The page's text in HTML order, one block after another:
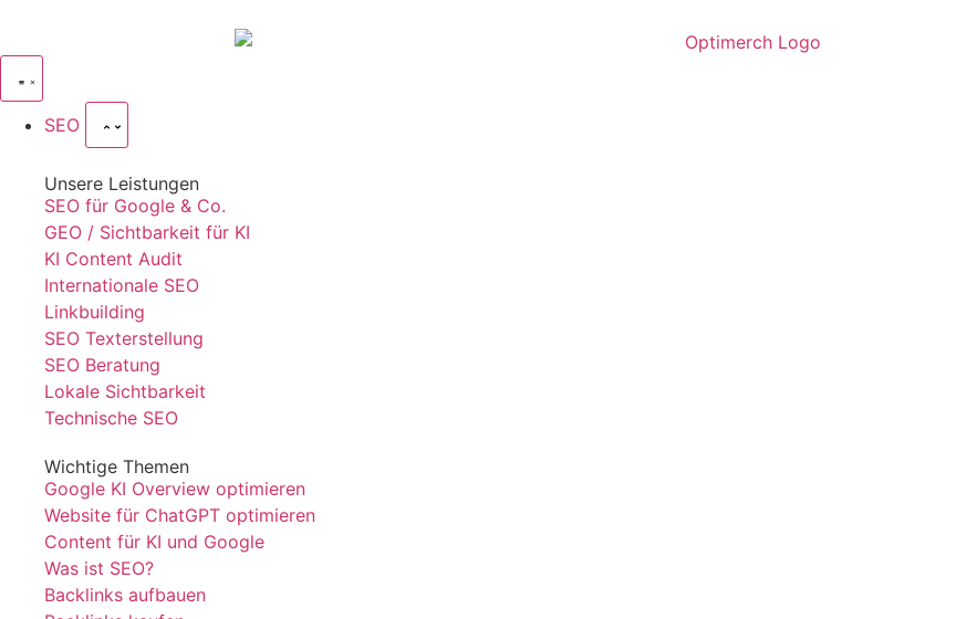
SEO
Unsere Leistungen
SEO für Google & Co.
GEO / Sichtbarkeit für KI
KI Content Audit
Internationale SEO
Linkbuilding
SEO Texterstellung
SEO Beratung
Lokale Sichtbarkeit
Technische SEO
Wichtige Themen
Google KI Overview optimieren
Website für ChatGPT optimieren
Content für KI und Google
Was ist SEO?
Backlinks aufbauen